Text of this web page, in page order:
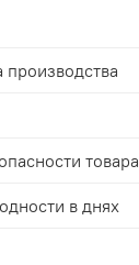
производства
товара
в днях